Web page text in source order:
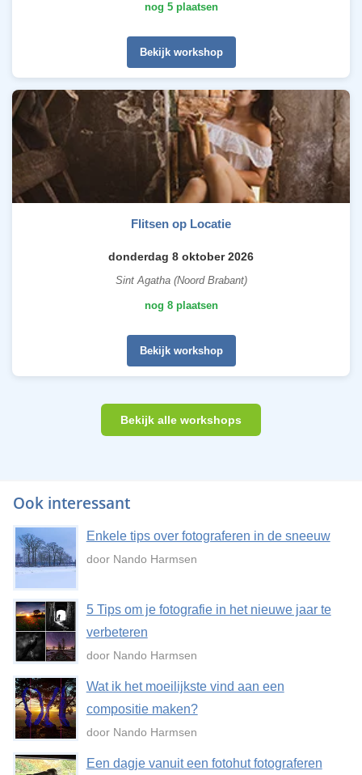
nog 5 plaatsen
Bekijk workshop
Flitsen op Locatie
donderdag 8 oktober 2026
Sint Agatha (Noord Brabant)
nog 8 plaatsen
Bekijk workshop
Bekijk alle workshops
Ook interessant
Enkele tips over fotograferen in de sneeuw
door Nando Harmsen
5 Tips om je fotografie in het nieuwe jaar te
verbeteren
door Nando Harmsen
Wat ik het moeilijkste vind aan een
compositie maken?
door Nando Harmsen
Een dagje vanuit een fotohut fotograferen